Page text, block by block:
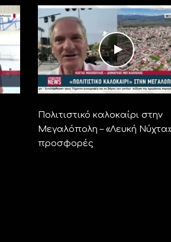
Πολιτιστικό καλοκαίρι στην
Μεγαλόπολη – «Λευκή
προσφορές